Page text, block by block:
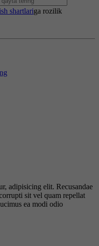
shartlariga rozilik
adipisicing elit. Recusandae
sit vel quam repellat
ea modi odio